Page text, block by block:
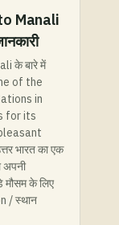
Manali
के बारे में
of the
in
for its
भारत का एक
अपनी
मौसम के लिए
/ स्थान